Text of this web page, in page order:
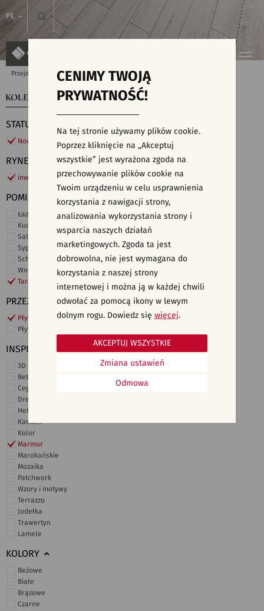
PL
Przejdź do strony głównej Kolekcje
KOLEKCJE WYSZUKIWARKA PŁYTEK
STATUS
Nowości
RYNEK
inwestycje
POMIESZCZENIE
Łazienka
Kuchnia
Salon i hol
Sypialnia
Schody
Wnętrza komercyjne
Taras i ogród
PRZEZNACZENIE
Płytki ścienne
Płytki podłogowe
INSPIRACJE
3D i struktury
Beton
Cegiełki
Drewno
Heksagonalne
Kamień
Kolor
Marmur
Marokańskie
Mozaika
Patchwork
Wzory i motywy
Terrazzo
Jodełka
Trawertyn
Lamele
KOLORY
Beżowe
Białe
Brązowe
Czarne
CENIMY TWOJĄ
PRYWATNOŚĆ!
Na tej stronie używamy plików cookie.
Poprzez kliknięcie na „Akceptuj
wszystkie” jest wyrażona zgoda na
przechowywanie plików cookie na
Twoim urządzeniu w celu usprawnienia
korzystania z nawigacji strony,
analizowania wykorzystania strony i
wsparcia naszych działań
marketingowych. Zgoda ta jest
dobrowolna, nie jest wymagana do
korzystania z naszej strony
internetowej i można ją w każdej chwili
odwołać za pomocą ikony w lewym
dolnym rogu. Dowiedz się więcej.
Odmowa
Zmiana ustawień
AKCEPTUJ WSZYSTKIE